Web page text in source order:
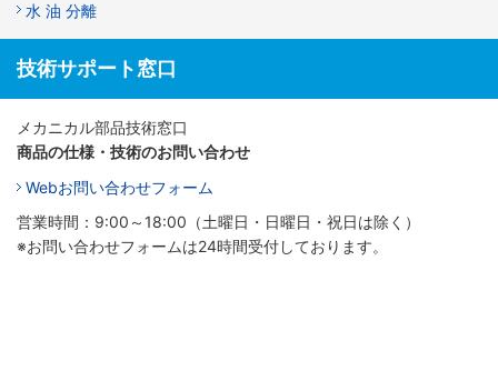
水 油 分離
技術サポート窓口
メカニカル部品技術窓口
商品の仕様・技術のお問い合わせ
Webお問い合わせフォーム
営業時間：9:00～18:00（土曜日・日曜日・祝日は除く）
※お問い合わせフォームは24時間受付しております。